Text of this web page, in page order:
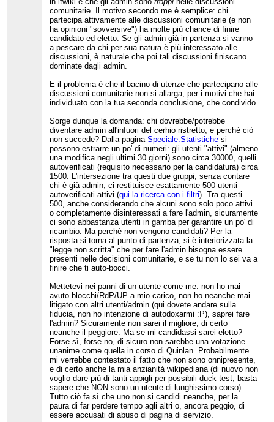
ma la percentuale di admin tra i votanti è molto
più bassa: circa il 25%, contro il 60% circa di
it.wiki.
* De.wiki
Attualmente de.wiki ha162 admin. Nel 2026,
Martin Bahmannè stato eletto con 216 voti (186
favorevoli, 18 contrari, 12 astensioni), di cui 40
Toni Müllerè stato elettocon 345 voti (229 a
favore, 96 contrari, 20 astensioni), di cui 36
admin, pari al 10,4%.
Si nota quindi che Comunità di de.wiki è
enormemente più ampia di quella di it.wiki, il
numero assoluto di admin leggermente più
elevato, la percentuale di admin votanti è
significativamente più bassa: circa 10-18%, contro
il 60% di it.wiki.
* Pt.wiki
Attualmente pt.wiki ha51 admin. Nel 2025, Victor
Lopes è stato elettocon 42 voti, di cui 18
provenienti da admin, pari al 43% circa. Nello
stesso anno, OnlyJonny è stato eletto con 40
votanti (32 a favore, 1 contro, 7 astenuti), di cui 15
admin, pari al 38% circa.
Si nota quindi che la Comunità di pt.wiki è
significativamente più piccola di quella di it.wiki
(circa 2/3 della Comunità di it.wiki) e che la
percentuale di admin votanti si aggira attorno al
Ci sono due conclusioni che si possono trarre da
questi dati (tra loro non incompatibili). Primo, gli
admin di it.wiki sono troppi. Secondo, la Comunità
di it.wiki è troppo piccola. Io sono pronto a
scommettere che il vero problema organizzativo
sia il secondo: it.wiki non invoglia la
partecipazione. Perché gli utenti non
partecipano? Per rispondere bisogna guardare
alle anomalie di it.wiki, cioè a ciò che rende it.wiki
molto diversa dagli altri progetti. La risposta che in
questi anni mi sono dato è questa.
In primo luogo, it.wiki è eccezionale per il suo
spiccato cancellazionismo e antirecentismo. È
ragionevole ipotizzare che questi orientamenti
pensare che il progetto vada difeso soprattutto
dagli appetiti dei neoutenti in COI, quando in
realtà andrebbe difeso anche dagli istinti
proprietari di vecchi utenti comodamente seduti.
comunitarie. Il motivo secondo me è semplice: chi
partecipa attivamente alle discussioni comunitarie (e non
ha opinioni "sovversive") ha molte più chance di finire
candidato ed eletto. Se gli admin già in partenza si vanno
a pescare da chi per sua natura è più interessato alle
discussioni, è naturale che poi tali discussioni finiscano
dominate dagli admin.
E il problema è che il bacino di utenze che partecipano alle
discussioni comunitarie non si allarga, per i motivi che hai
individuato con la tua seconda conclusione, che condivido.
Sorge dunque la domanda: chi dovrebbe/potrebbe
diventare admin all'infuori del cerhio ristretto, e perché ciò
non succede? Dalla paginaSpeciale:Statistiche si
possono estrarre un po' di numeri: gli utenti "attivi" (almeno
una modifica negli ultimi 30 giorni) sono circa 30000, quelli
autoverificati (requisito necessario per la candidatura) circa
1500. L'intersezione tra questi due gruppi, senza contare
chi è già admin, ci restituisce esattamente 500 utenti
autoverificati attivi (qui la ricerca con i filtri). Tra questi
500, anche considerando che alcuni sono solo poco attivi
o completamente disinteressati a fare l'admin, sicuramente
ci sono abbastanza utenti in gamba per garantire un po' di
ricambio. Ma perché non vengono candidati? Per la
risposta si torna al punto di partenza, si è interiorizzata la
"legge non scritta" che per fare l'admin bisogna essere
presenti nelle decisioni comunitarie, e se tu non lo sei va a
finire che ti auto-bocci.
Mettetevi nei panni di un utente come me: non ho mai
avuto blocchi/RdP/UP a mio carico, non ho neanche mai
litigato con altri utenti/admin (qui dovete andare sulla
fiducia, non ho intenzione di autodoxarmi :P), saprei fare
l'admin? Sicuramente non sarei il migliore, di certo
neanche il peggiore. Ma se mi candidassi sarei eletto?
Forse sì, forse no, di sicuro non sarebbe una votazione
unanime come quella in corso di Quinlan. Probabilmente
mi verrebbe contestato il fatto che non sono onnipresente,
e di certo anche la mia anzianità wikipediana (di nuovo non
voglio dare più di tanti appigli per possibili duck test, basta
sapere che NON sono un utente di lunghissimo corso).
Tutto ciò fa sì che uno non si candidi neanche, per la
paura di far perdere tempo agli altri o, ancora peggio, di
essere accusati di abuso di pagina di servizio.